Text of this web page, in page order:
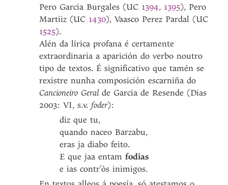
Pero Garcia Burgales (UC 1394, 1395), Pero
Martiiz (UC 1430), Vaasco Perez Pardal (UC
1525).
Alén da lírica profana é certamente
extraordinaria a aparición do verbo noutro
tipo de textos. É significativo que tamén se
rexistre nunha composición escarniña do
Cancioneiro Geralde Garcia de Resende (Dias
2003: VI, s.v.foder):
diz que tu,
quando naceo Barzabu,
eras ja diabo feito.
E que jaa entamfodias
e ias contr’òs inimigos.